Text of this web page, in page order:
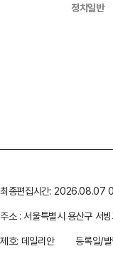
정치일반
최종편집시간: 2026.08.07
주소 : 서울특별시 용산구 서
제호: 데일리안
등록일/